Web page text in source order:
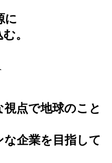
に
。
点で地球のこと
企業を目指して